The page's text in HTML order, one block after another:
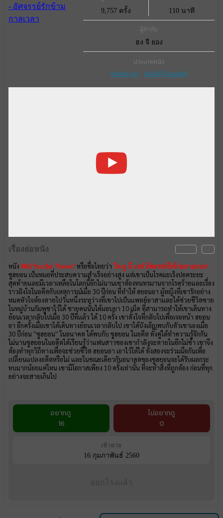
9,757 ครั้ง 110 นาที
ผู้กำกับ
ฮง จี ยอง
ประเภทหนัง
หนังดราม่า
หนังรักโรแมนติก
เรื่องย่อหนัง
หนัง Will You Be There? หรือชื่อไทยว่า วิล ยู บี แดร์ อัศจรรย์รักข้ามกาลเวลา
ซูฮยอน เป็นหมอที่ประสบความสำเร็จอย่างสูง แต่เขาเป็นโรคมะเร็งปอดระยะ
สุดท้ายและมีเวลาเหลือในโลกนี้อีกไม่นานเขาต้องทนทรมานจากโรคร้ายและเรื่อง
ราวฝังใจในอดีตกับเหตุการณ์เมื่อ 30 ปีก่อน ที่ทำให้ ฮยอนอา ผู้หญิงที่เขารักอย่าง
หมดหัวใจต้องตายไปวันหนึ่งระหว่างที่เขาไปเป็นแพทย์อาสาและได้ช่วยชีวิตชาย
ในหมู่บ้านกัมพูชาไว้ได้ ชายคนนั้นได้มอบยา 10 เม็ด ที่สามารถทำให้เขาเดินทาง
ย้อนเวลากลับไปเมื่อ 30 ปีที่แล้ว ได้ 10 ครั้ง เขาตั้งใจที่กลับไปเพื่อเจอหน้า ฮยอน
อา อีกครั้งเมื่อเขาได้เดินทางย้อนเวลากลับไป เขาได้บังเอิญพบกับตัวเขาเองเมื่อ
30 ปีก่อน ''ซูฮยอน'' ในอนาคต ได้พบกับ ซูฮยอน ในอดีต ทั้งคู่ได้ทำความรู้จักกัน
ไม่นานซูฮยอนในอดีตได้เรียนรู้ว่าแฟนสาวของเขากำลังจะตายในอีกไม่ช้า เขาจึง
ต้องทำทุกวิถีทางเพื่อจะช่วยชีวิต ฮยอนอา เอาไว้ให้ได้ ทั้งสองจะร่วมมือกันเพื่อ
เปลี่ยนแปลงอดีตหรือไม่ และในขณะเดียวกันอนาคตของซูฮยอนจะได้รับผลกระ
ทบมากน้อยแค่ไหน เขามีโอกาสเพียง 10 ครั้งเท่านั้น ที่จะทำสิ่งที่ถูกต้อง ก่อนที่ทุก
อย่างจะสายเกินไป
อยากดู
16
ไม่อยากดู
0
เข้าฉาย
16 กุมภาพันธ์ 2560